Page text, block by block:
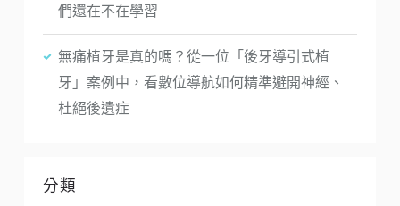
們還在不在學習
無痛植牙是真的嗎？從一位「後牙導引式植
牙」案例中，看數位導航如何精準避開神經、
杜絕後遺症
分類